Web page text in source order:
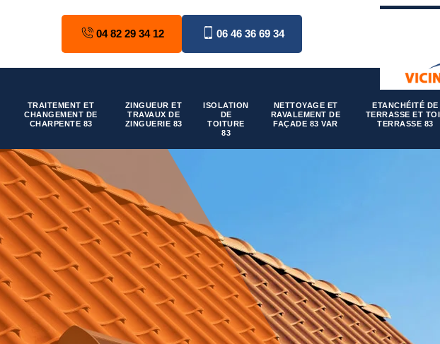
04 82 29 34 12 06 46 36 69 34
TRAITEMENT ET
CHANGEMENT DE
CHARPENTE 83
ZINGUEUR ET
TRAVAUX DE
ZINGUERIE 83
ISOLATION
DE
TOITURE
83
NETTOYAGE ET
RAVALEMENT DE
FAÇADE 83 VAR
ETANCHÉITÉ DE
TERRASSE ET
TERRASSE 83